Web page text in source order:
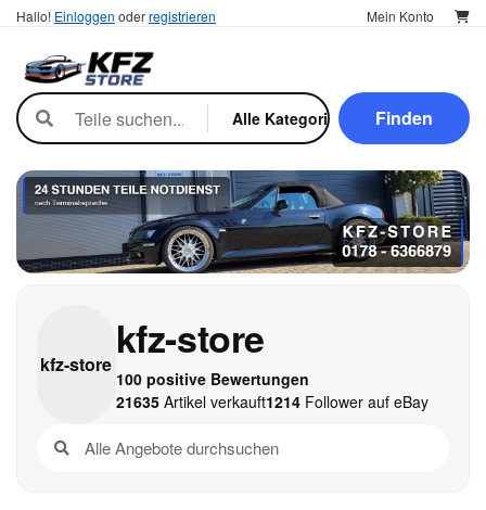
Hallo! Einloggen oderregistrieren Mein Konto
Finden
kfz-store
kfz-store
100 positive Bewertungen
21635Artikel verkauft1214Follower auf eBay